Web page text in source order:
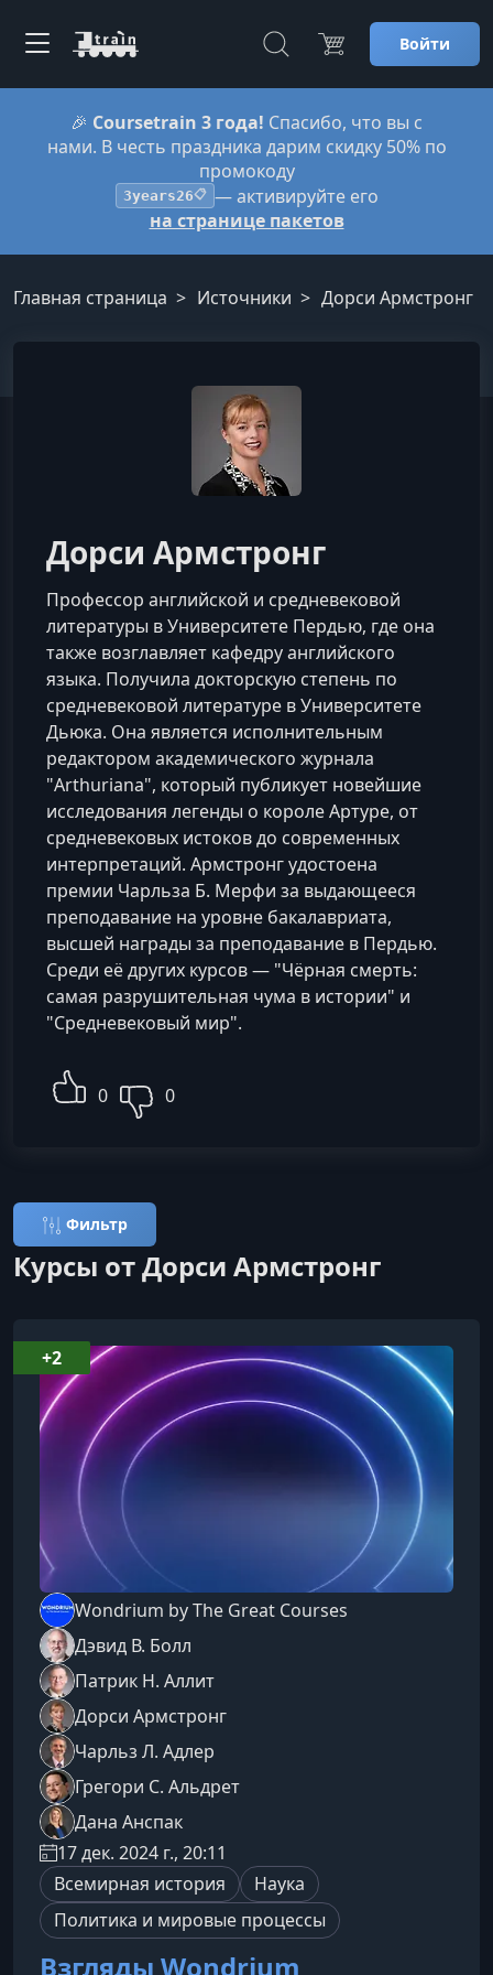
Войти
🎉 Coursetrain 3 года! Спасибо, что вы с
нами. В честь праздника дарим скидку 50% по
промокоду
3years26📋 — активируйте его
на странице пакетов
Главная страница Источники Дорси Армстронг
Дорси Армстронг
Профессор английской и средневековой
литературы в Университете Пердью, где она
также возглавляет кафедру английского
языка. Получила докторскую степень по
средневековой литературе в Университете
Дьюка. Она является исполнительным
редактором академического журнала
"Arthuriana", который публикует новейшие
исследования легенды о короле Артуре, от
средневековых истоков до современных
интерпретаций. Армстронг удостоена
премии Чарльза Б. Мерфи за выдающееся
преподавание на уровне бакалавриата,
высшей награды за преподавание в Пердью.
Среди её других курсов — "Чёрная смерть:
самая разрушительная чума в истории" и
"Средневековый мир".
0 0
Фильтр
Курсы от Дорси Армстронг
Wondrium by The Great Courses
Дэвид В. Болл
Патрик Н. Аллит
Дорси Армстронг
Чарльз Л. Адлер
Грегори С. Альдрет
Дана Анспак
17 дек. 2024 г., 20:11
Всемирная история
Наука
Политика и мировые процессы
Взгляды Wondrium
+2